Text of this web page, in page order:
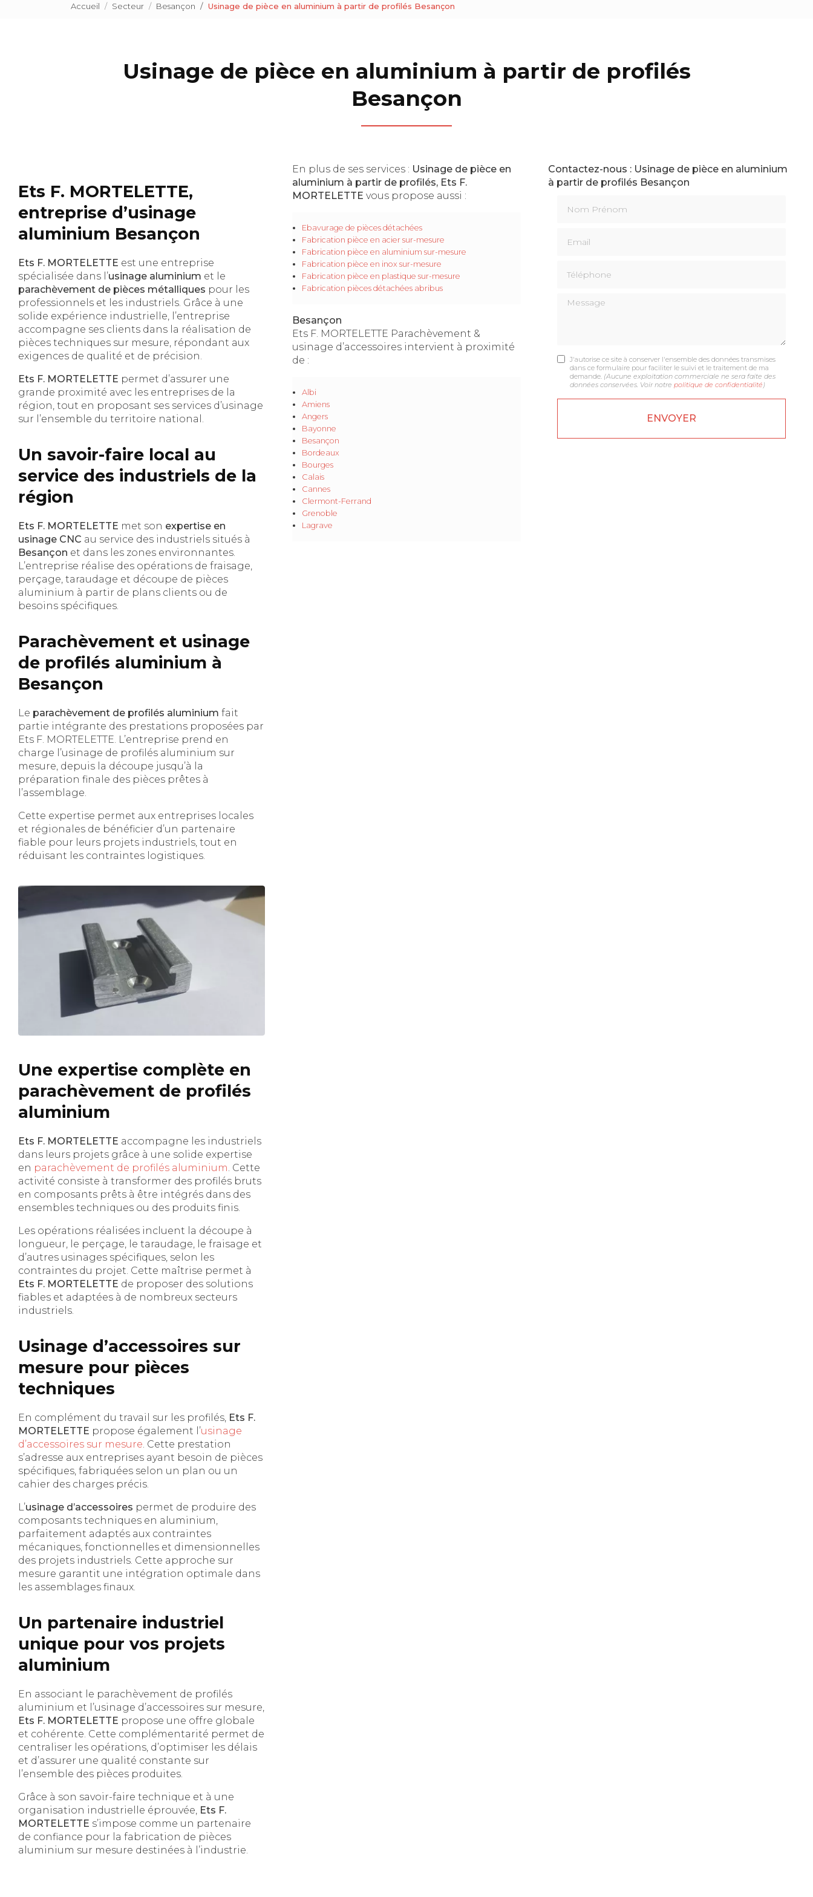
Accueil Secteur Besançon Usinage de pièce en aluminium à partir de profilés Besançon
Usinage de pièce en aluminium à partir de profilés
Besançon
Ets F. MORTELETTE,
entreprise d’usinage
aluminium Besançon
Ets F. MORTELETTE est une entreprise
spécialisée dans l’usinage aluminium et le
parachèvement de pièces métalliques pour les
professionnels et les industriels. Grâce à une
solide expérience industrielle, l’entreprise
accompagne ses clients dans la réalisation de
pièces techniques sur mesure, répondant aux
exigences de qualité et de précision.
Ets F. MORTELETTE permet d’assurer une
grande proximité avec les entreprises de la
région, tout en proposant ses services d’usinage
sur l’ensemble du territoire national.
Un savoir-faire local au
service des industriels de la
région
Ets F. MORTELETTE met son expertise en
usinage CNC au service des industriels situés à
Besançon et dans les zones environnantes.
L’entreprise réalise des opérations de fraisage,
perçage, taraudage et découpe de pièces
aluminium à partir de plans clients ou de
besoins spécifiques.
Parachèvement et usinage
de profilés aluminium à
Besançon
Le parachèvement de profilés aluminium fait
partie intégrante des prestations proposées par
Ets F. MORTELETTE. L’entreprise prend en
charge l’usinage de profilés aluminium sur
mesure, depuis la découpe jusqu’à la
préparation finale des pièces prêtes à
l’assemblage.
Cette expertise permet aux entreprises locales
et régionales de bénéficier d’un partenaire
fiable pour leurs projets industriels, tout en
réduisant les contraintes logistiques.
Une expertise complète en
parachèvement de profilés
aluminium
Ets F. MORTELETTE accompagne les industriels
dans leurs projets grâce à une solide expertise
en parachèvement de profilés aluminium . Cette
activité consiste à transformer des profilés bruts
en composants prêts à être intégrés dans des
ensembles techniques ou des produits finis.
Les opérations réalisées incluent la découpe à
longueur, le perçage, le taraudage, le fraisage et
d’autres usinages spécifiques, selon les
contraintes du projet. Cette maîtrise permet à
Ets F. MORTELETTE de proposer des solutions
fiables et adaptées à de nombreux secteurs
industriels.
Usinage d’accessoires sur
mesure pour pièces
techniques
En complément du travail sur les profilés, Ets F.
MORTELETTE propose également l’usinage
d’accessoires sur mesure . Cette prestation
s’adresse aux entreprises ayant besoin de pièces
spécifiques, fabriquées selon un plan ou un
cahier des charges précis.
L’usinage d’accessoires permet de produire des
composants techniques en aluminium,
parfaitement adaptés aux contraintes
mécaniques, fonctionnelles et dimensionnelles
des projets industriels. Cette approche sur
mesure garantit une intégration optimale dans
les assemblages finaux.
Un partenaire industriel
unique pour vos projets
aluminium
En associant le parachèvement de profilés
aluminium et l’usinage d’accessoires sur mesure,
Ets F. MORTELETTE propose une offre globale
et cohérente. Cette complémentarité permet de
centraliser les opérations, d’optimiser les délais
et d’assurer une qualité constante sur
l’ensemble des pièces produites.
Grâce à son savoir-faire technique et à une
organisation industrielle éprouvée, Ets F.
MORTELETTE s’impose comme un partenaire
de confiance pour la fabrication de pièces
aluminium sur mesure destinées à l’industrie.
En plus de ses services : Usinage de pièce en
aluminium à partir de profilés, Ets F.
MORTELETTE vous propose aussi :
Ebavurage de pièces détachées
Fabrication pièce en acier sur-mesure
Fabrication pièce en aluminium sur-mesure
Fabrication pièce en inox sur-mesure
Fabrication pièce en plastique sur-mesure
Fabrication pièces détachées abribus
Besançon
Ets F. MORTELETTE Parachèvement &
usinage d’accessoires intervient à proximité
de :
Albi
Amiens
Angers
Bayonne
Besançon
Bordeaux
Bourges
Calais
Cannes
Clermont-Ferrand
Grenoble
Lagrave
Contactez-nous : Usinage de pièce en aluminium
à partir de profilés Besançon
Message
J'autorise ce site à conserver l'ensemble des données transmises
dans ce formulaire pour faciliter le suivi et le traitement de ma
demande. (Aucune exploitation commerciale ne sera faite des
données conservées. Voir notre politique de confidentialité )